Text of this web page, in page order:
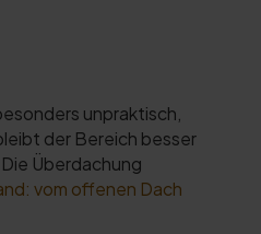
unpraktisch,
der Bereich besser
Überdachung
vom offenen Dach